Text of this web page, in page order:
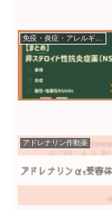
アドレナリン作動薬